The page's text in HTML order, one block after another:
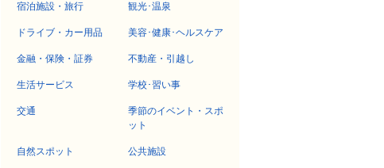
宿泊施設・旅行 観光･温泉
ドライブ・カー用品 美容･健康･ヘルスケア
金融・保険・証券 不動産・引越し
生活サービス 学校･習い事
交通
季節のイベント・スポ
ット
自然スポット 公共施設